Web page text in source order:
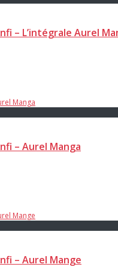
– L’intégrale Aurel
– Aurel Manga
– Aurel Mange